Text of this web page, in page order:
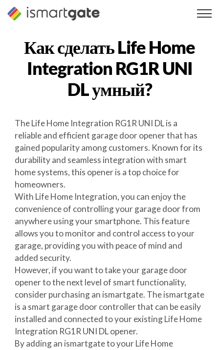
Перейти
Как сделатьLife Home
Integration RG1R UNI
DLумный?
The Life Home Integration RG1R UNI DL is a
reliable and efficient garage door opener that has
gained popularity among customers. Known for its
durability and seamless integration with smart
home systems, this opener is a top choice for
homeowners.
With Life Home Integration, you can enjoy the
convenience of controlling your garage door from
anywhere using your smartphone. This feature
allows you to monitor and control access to your
garage, providing you with peace of mind and
added security.
However, if you want to take your garage door
opener to the next level of smart functionality,
consider purchasing an ismartgate. The ismartgate
is a smart garage door controller that can be easily
installed and connected to your existing Life Home
Integration RG1R UNI DL opener.
By adding an ismartgate to your Life Home